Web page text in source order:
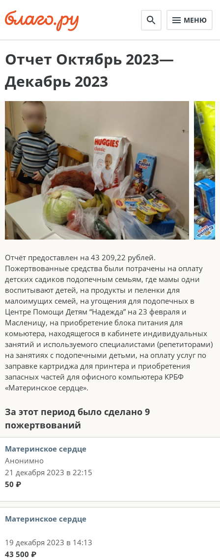
МЕНЮ
Отчет Октябрь 2023—
Декабрь 2023
Отчёт предоставлен на 43 209,22 рублей.
Пожертвованные средства были потрачены на оплату
детских садиков подопечным семьям, где мамы одни
воспитывают детей, на продукты и пеленки для
малоимущих семей, на угощения для подопечных в
Центре Помощи Детям “Надежда” на 23 февраля и
Масленицу, на приобретение блока питания для
комьютера, находящегося в кабинете индивидуальных
занятий и используемого специалистами (репетиторами)
на занятиях с подопечными детьми, на оплату услуг по
заправке картриджа для принтера и приобретения
запасных частей для офисного компьютера КРБФ
«Материнское сердце».
За этот период было сделано 9
пожертвований
Материнское сердце
Анонимно
21 декабря 2023 в 22:15
50 ₽
Материнское сердце
19 декабря 2023 в 14:13
43 500 ₽